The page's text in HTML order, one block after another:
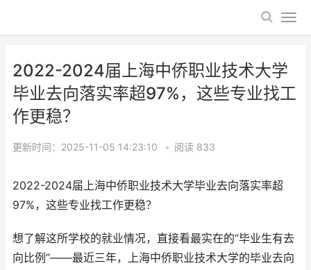
2022-2024届上海中侨职业技术大学
毕业去向落实率超97%，这些专业找工
作更稳？
更新时间：2025-11-05 14:23:10 • 阅读 833
2022-2024届上海中侨职业技术大学毕业去向落实率超
97%，这些专业找工作更稳？
想了解这所学校的就业情况，直接看最实在的“毕业生有去
向比例”——最近三年，上海中侨职业技术大学的毕业去向